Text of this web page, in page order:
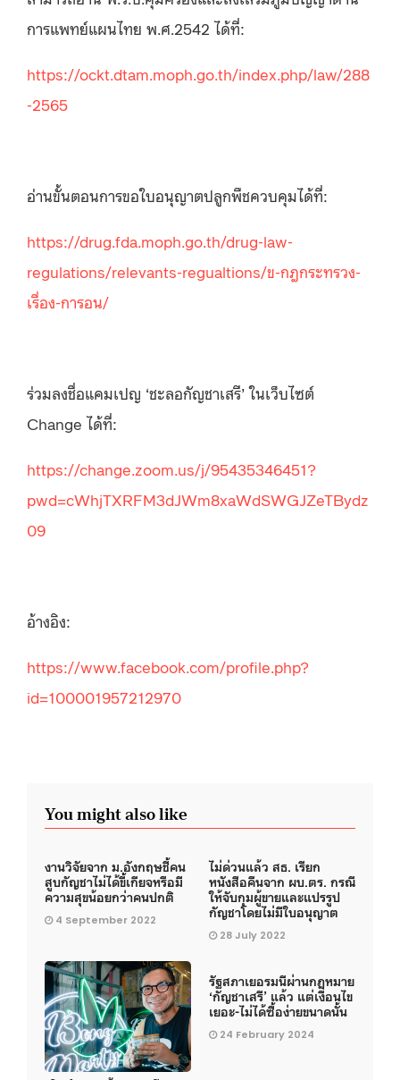
การแพทย์แผนไทย พ.ศ.2542 ได้ที่:
https://ockt.dtam.moph.go.th/index.php/law/288
-2565
อ่านขั้นตอนการขอใบอนุญาตปลูกพืชควบคุมได้ที่:
https://drug.fda.moph.go.th/drug-law-
regulations/relevants-regualtions/ข-กฎกระทรวง-
เรื่อง-การอน/
ร่วมลงชื่อแคมเปญ ‘ชะลอกัญชาเสรี’ ในเว็บไซต์
Change ได้ที่:
https://change.zoom.us/j/95435346451?
pwd=cWhjTXRFM3dJWm8xaWdSWGJZeTBydz
09
อ้างอิง:
https://www.facebook.com/profile.php?
id=100001957212970
You might also like
งานวิจัยจาก ม.อังกฤษชี้คน
สูบกัญชาไม่ได้ขี้เกียจหรือมี
ความสุขน้อยกว่าคนปกติ
4 September 2022
ไม่ด่วนแล้ว สธ. เรียก
หนังสือคืนจาก ผบ.ตร. กรณี
ให้จับกุมผู้ขายและแปรรูป
กัญชาโดยไม่มีใบอนุญาต
28 July 2022
รัฐสภาเยอรมนีผ่านกฎหมาย
‘กัญชาเสรี’ แล้ว แต่เงื่อนไข
เยอะ-ไม่ได้ซื้อง่ายขนาดนั้น
24 February 2024